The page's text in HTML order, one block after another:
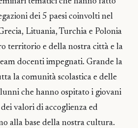
dei 5 paesi coinvolti nel
Lituania, Turchia e Polonia
territorio e della nostra città e la
docenti impegnati. Grande la
la comunità scolastica e delle
che hanno ospitato i giovani
valori di accoglienza ed
alla base della nostra cultura.